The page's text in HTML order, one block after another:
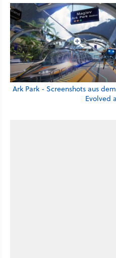
Ark Park - Screenshots aus
Evolved